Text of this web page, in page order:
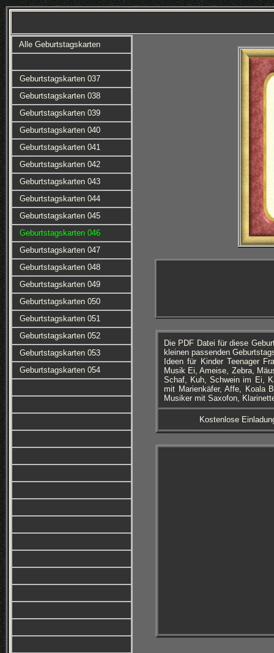
Alle Geburtstagskarten
Geburtstagskarten 037
Geburtstagskarten 038
Geburtstagskarten 039
Geburtstagskarten 040
Geburtstagskarten 041
Geburtstagskarten 042
Geburtstagskarten 043
Geburtstagskarten 044
Geburtstagskarten 045
Geburtstagskarten 046
Geburtstagskarten 047
Geburtstagskarten 048
Geburtstagskarten 049
Geburtstagskarten 050
Geburtstagskarten 051
Geburtstagskarten 052
Geburtstagskarten 053
Geburtstagskarten 054
Die PDF Datei für diese
kleinen passenden
Ideen für Kinder Teenager
Musik Ei, Ameise, Zebra,
Schaf, Kuh, Schwein im Ei,
mit Marienkäfer, Affe, Koala
Musiker mit Saxofon,
Kostenlose